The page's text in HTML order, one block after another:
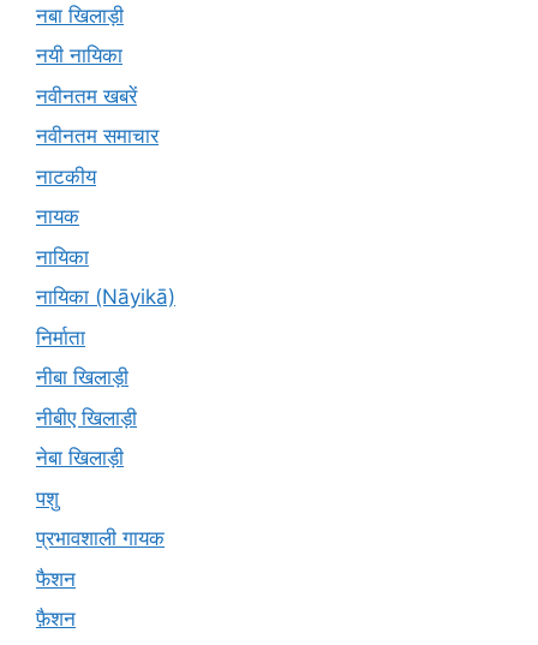
नबा खिलाड़ी
नयी नायिका
नवीनतम खबरें
नवीनतम समाचार
नाटकीय
नायक
नायिका
नायिका (Nāyikā)
निर्माता
नीबा खिलाड़ी
नीबीए खिलाड़ी
नेबा खिलाड़ी
पशु
प्रभावशाली गायक
फैशन
फ़ैशन